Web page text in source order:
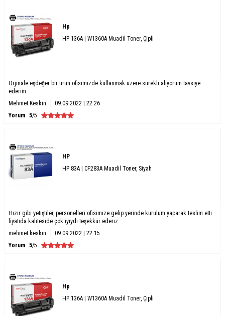
Hp
HP 136A | W1360A Muadil Toner, Çipli
Orjinale eşdeğer bir ürün ofisimizde kullanmak üzere sürekli alıyorum tavsiye
ederim
Mehmet Keskin
09.09.2022 | 22:26
Yorum 5/5
HP
HP 83A | CF283A Muadil Toner, Siyah
Hızır gibi yetiştiler, personelleri ofisimize gelip yerinde kurulum yaparak teslim etti
fiyatıda kaliteside çok iyiydi teşekkür ederiz.
mehmet keskin
09.09.2022 | 22:15
Yorum 5/5
Hp
HP 136A | W1360A Muadil Toner, Çipli